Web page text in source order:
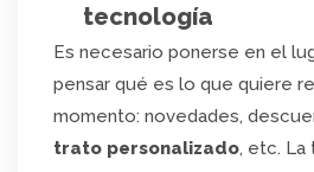
tecnología
Es necesario ponerse en el
pensar qué es lo que quiere
momento: novedades,
trato personalizado, etc. La